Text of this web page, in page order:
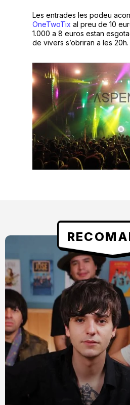
Les entrades les podeu
OneTwoTix al preu de 10
1.000 a 8 euros estan
de vivers s’obriran a les 20h.